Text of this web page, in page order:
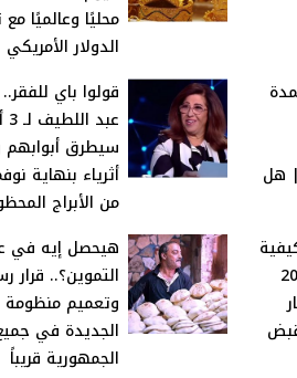
محليًا وعالميًا
الدولار الأمريكي
هل
قولوا باي
سيطرق
أثرياء بنهاية
من الأبراج
مبلغ 200
| هتقبض
هيحصل إيه في
التموين؟..
وتعميم منظومة
الجديدة في
الجمهورية قريباً